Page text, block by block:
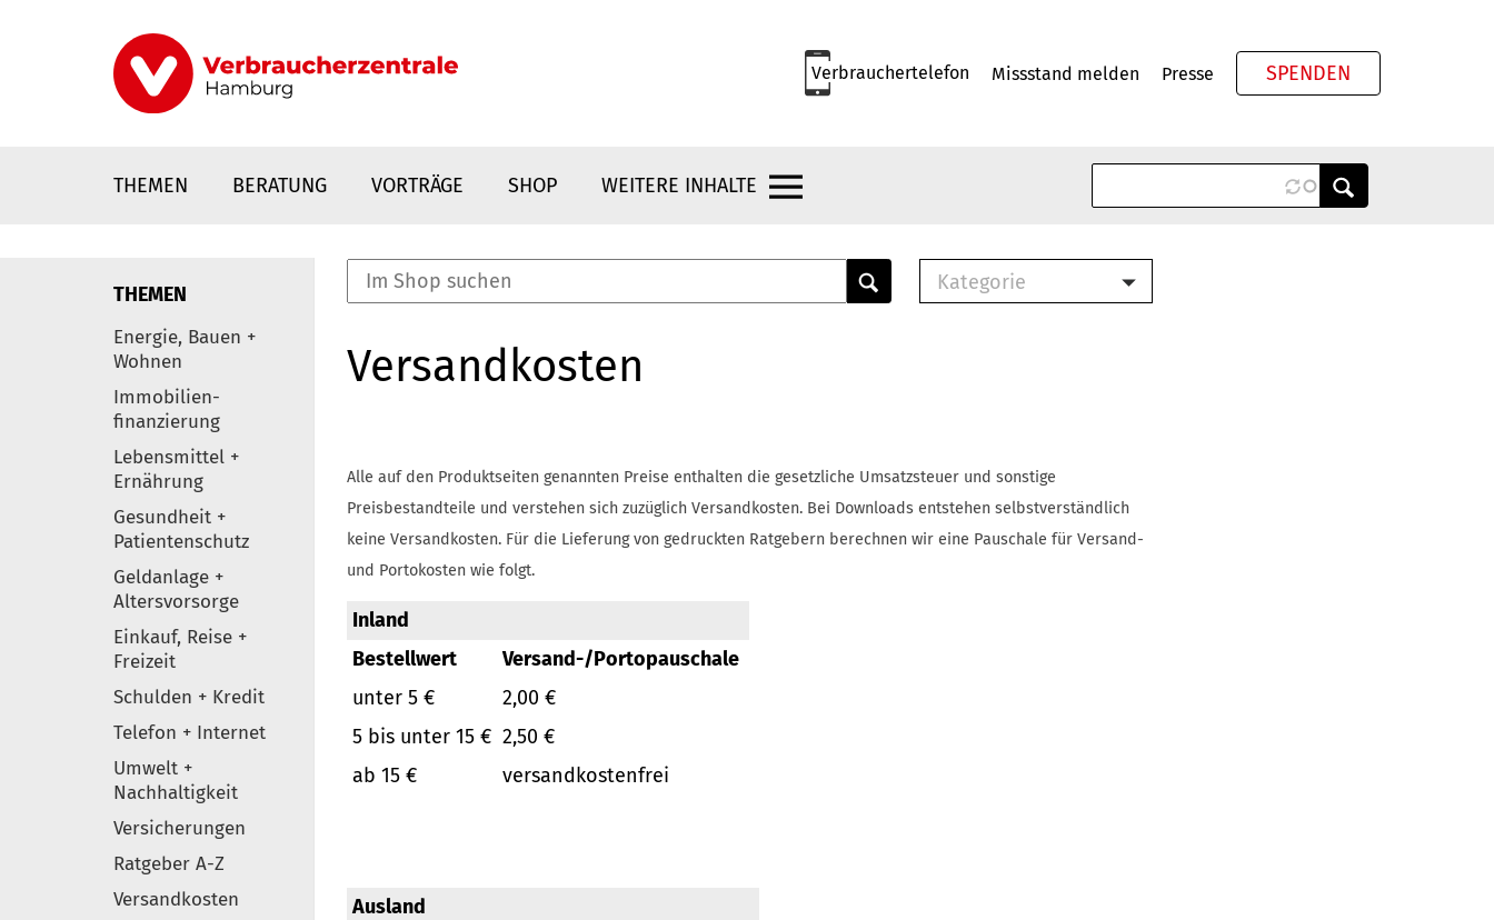
Verbrauchertelefon Missstand melden Presse SPENDEN
THEMEN BERATUNG VORTRÄGE SHOP WEITERE INHALTE
Elemente
THEMEN
Energie, Bauen +
Wohnen
Immobilien-
finanzierung
Lebensmittel +
Ernährung
Gesundheit +
Patientenschutz
Geldanlage +
Altersvorsorge
Einkauf, Reise +
Freizeit
Schulden + Kredit
Telefon + Internet
Umwelt +
Nachhaltigkeit
Versicherungen
Ratgeber A-Z
Versandkosten
Kategorie
Buch
Versandkosten
Alle auf den Produktseiten genannten Preise enthalten die gesetzliche Umsatzsteuer und sonstige
Preisbestandteile und verstehen sich zuzüglich Versandkosten. Bei Downloads entstehen selbstverständlich
keine Versandkosten. Für die Lieferung von gedruckten Ratgebern berechnen wir eine Pauschale für Versand-
und Portokosten wie folgt.
Inland
Bestellwert
Versand-/Portopauschale
unter 5 €
2,00 €
5 bis unter 15 € 2,50 €
ab 15 €
versandkostenfrei
Ausland